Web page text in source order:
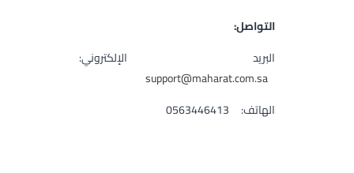
التواصل:
البريد الإلكتروني:
support@maharat.com.sa
الهاتف: 0563446413